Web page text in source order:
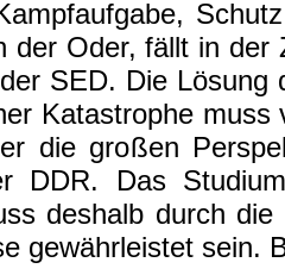
der Oder, fällt in der
SED. Die Lösung
Katastrophe
die großen
DDR. Das
deshalb durch
gewährleistet sein.